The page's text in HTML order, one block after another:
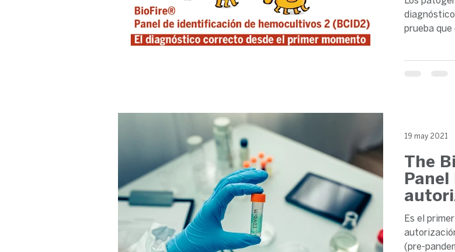
prueba que
The
FDA
Es el
(pre-
19 may 2021